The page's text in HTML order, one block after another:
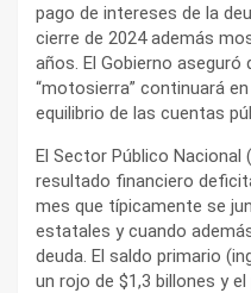
pago de intereses de la
cierre de 2024 además
años. El Gobierno
“motosierra” continuará
equilibrio de las cuentas
El Sector Público Nacional
resultado financiero
mes que típicamente se
estatales y cuando
deuda. El saldo primario
un rojo de $1,3 billones y